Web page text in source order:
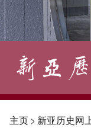
主页> 新亚历史网